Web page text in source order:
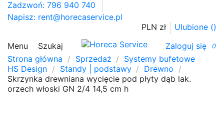
Zadzwoń: 796 940 740
Napisz: rent@horecaservice.pl
PLN zł
Ulubione ()
Menu
Szukaj Zaloguj się 0
Strona główna Sprzedaż
Systemy bufetowe
HS Design
Standy | podstawy
Drewno
Skrzynka drewniana wycięcie pod płyty dąb lak.
orzech włoski GN 2/4 14,5 cm h